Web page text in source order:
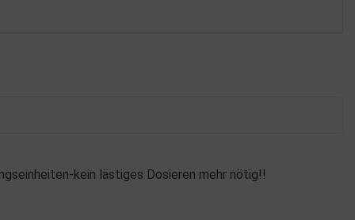
kein lästiges Dosieren mehr nötig!!